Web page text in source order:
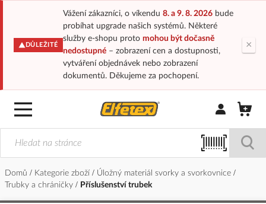
DŮLEŽITÉ
Vážení zákazníci, o víkendu 8. a 9. 8. 2026bude
probíhat upgrade našich systémů. Některé
služby e-shopu proto mohou být dočasně
nedostupné– zobrazení cen a dostupnosti,
vytváření objednávek nebo zobrazení
dokumentů. Děkujeme za pochopení.
×
Přihlásit/
Domů Kategorie zboží
Úložný materiál svorky a svorkovnice
Trubky a chráničky
Příslušenství trubek